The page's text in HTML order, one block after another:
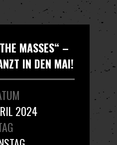
MASSES“ –
IN DEN MAI!
2024